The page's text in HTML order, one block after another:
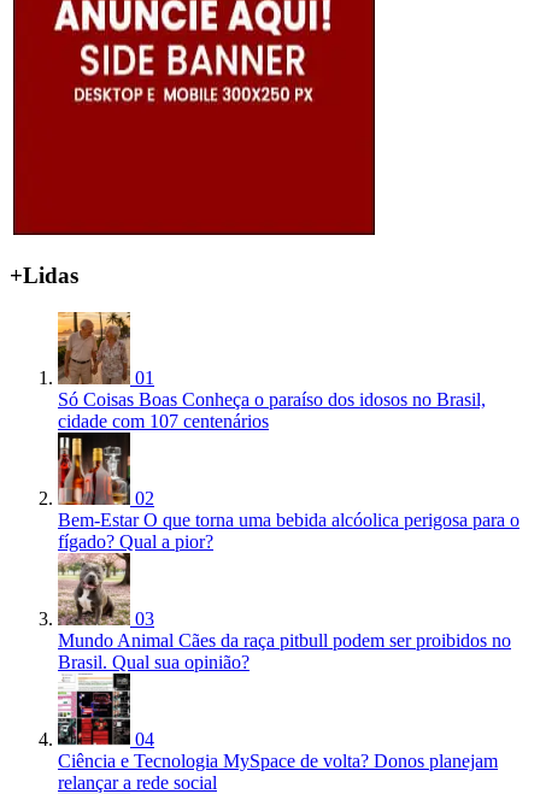
+Lidas
01
Só Coisas Boas Conheça o paraíso dos idosos no Brasil,
cidade com 107 centenários
02
Bem-Estar O que torna uma bebida alcóolica perigosa para o
fígado? Qual a pior?
03
Mundo Animal Cães da raça pitbull podem ser proibidos no
Brasil. Qual sua opinião?
04
Ciência e Tecnologia MySpace de volta? Donos planejam
relançar a rede social